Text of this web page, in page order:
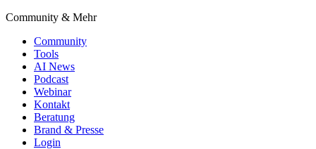
Community & Mehr
Community
Tools
AI News
Podcast
Webinar
Kontakt
Beratung
Brand & Presse
Login